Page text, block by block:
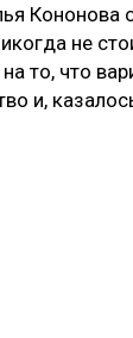
Кононова
не
то, что
и,